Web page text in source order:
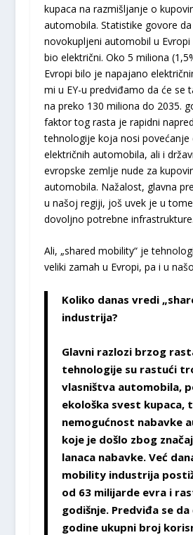
kupaca na razmišljanje o
automobila. Statistike govore
novokupljeni automobil u Evropi
bio električni. Oko 5 miliona
Evropi bilo je napajano
mi u EY-u predviđamo da će se
na preko 130 miliona do 2035.
faktor tog rasta je rapidni
tehnologije koja nosi povećanje
električnih automobila, ali i
evropske zemlje nude za
automobila. Nažalost, glavna
u našoj regiji, još uvek je u
dovoljno potrebne infrastrukture.
Ali, „shared mobility“ je
veliki zamah u Evropi, pa i u
Koliko danas vredi
industrija?
Glavni razlozi brzog
tehnologije su rastući
vlasništva automobila,
ekološka svest kupaca,
nemogućnost nabavke
koje je došlo zbog
lanaca nabavke. Već
mobility industrija
od 63 milijarde evra i
godišnje. Predviđa se da
godine ukupni broj